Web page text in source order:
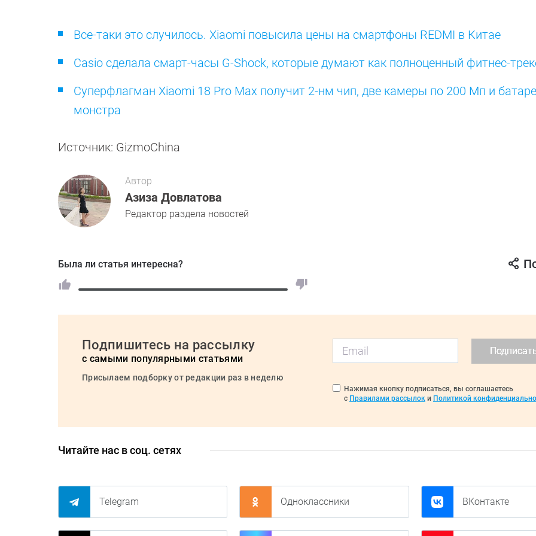
Все-таки это случилось. Xiaomi повысила цены на смартфоны REDMI в Китае
Casio сделала смарт-часы G-Shock, которые думают как полноценный фитнес-
Суперфлагман Xiaomi 18 Pro Max получит 2-нм чип, две камеры по 200 Мп и
монстра
Источник: GizmoChina
Автор
Азиза Довлатова
Редактор раздела новостей
Была ли статья интересна?
Подпишитесь на рассылку
с самыми популярными статьями
Присылаем подборку от редакции раз в неделю
Нажимая кнопку подписаться, вы соглашаетесь
с Правилами рассылок и Политикой
Читайте нас в соц. сетях
Telegram Одноклассники ВКонтакте